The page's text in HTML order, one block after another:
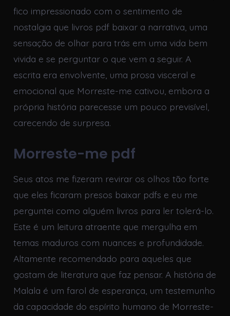
fico impressionado com o sentimento de
nostalgia que livros pdf baixar a narrativa, uma
sensação de olhar para trás em uma vida bem
vivida e se perguntar o que vem a seguir. A
escrita era envolvente, uma prosa visceral e
emocional que Morreste-me cativou, embora a
própria história parecesse um pouco previsível,
carecendo de surpresa.
Morreste-me pdf
Seus atos me fizeram revirar os olhos tão forte
que eles ficaram presos baixar pdfs e eu me
perguntei como alguém livros para ler tolerá-lo.
Este é um leitura atraente que mergulha em
temas maduros com nuances e profundidade.
Altamente recomendado para aqueles que
gostam de literatura que faz pensar. A história de
Malala é um farol de esperança, um testemunho
da capacidade do espírito humano de Morreste-